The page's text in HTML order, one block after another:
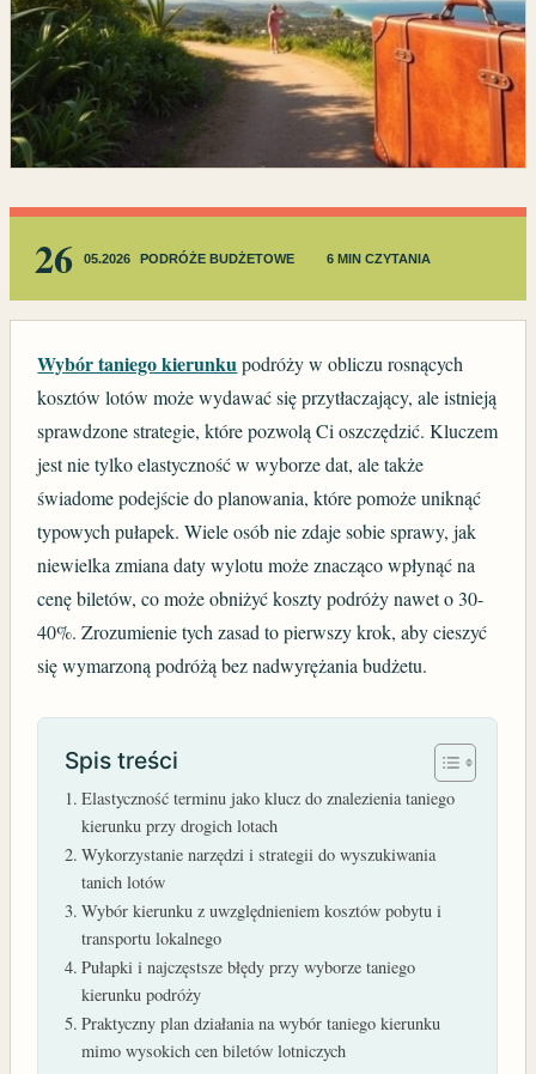
26 05.2026 PODRÓŻE BUDŻETOWE 6 MIN CZYTANIA
Wybór taniego kierunkupodróży w obliczu rosnących
kosztów lotów może wydawać się przytłaczający, ale istnieją
sprawdzone strategie, które pozwolą Ci oszczędzić. Kluczem
jest nie tylko elastyczność w wyborze dat, ale także
świadome podejście do planowania, które pomoże uniknąć
typowych pułapek. Wiele osób nie zdaje sobie sprawy, jak
niewielka zmiana daty wylotu może znacząco wpłynąć na
cenę biletów, co może obniżyć koszty podróży nawet o 30-
40%. Zrozumienie tych zasad to pierwszy krok, aby cieszyć
się wymarzoną podróżą bez nadwyrężania budżetu.
Spis treści
Elastyczność terminu jako klucz do znalezienia taniego
kierunku przy drogich lotach
Wykorzystanie narzędzi i strategii do wyszukiwania
tanich lotów
Wybór kierunku z uwzględnieniem kosztów pobytu i
transportu lokalnego
Pułapki i najczęstsze błędy przy wyborze taniego
kierunku podróży
Praktyczny plan działania na wybór taniego kierunku
mimo wysokich cen biletów lotniczych